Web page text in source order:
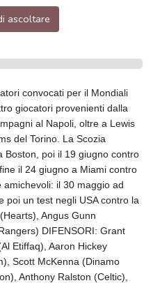
ascoltare
convocati per il Mondiali
giocatori provenienti dalla
al Napoli, oltre a Lewis
del Torino. La Scozia
Boston, poi il 19 giugno contro
il 24 giugno a Miami contro
il 30 maggio ad
poi un test negli USA contro la
Angus Gunn
DIFENSORI: Grant
Etiffaq), Aaron Hickey
Scott McKenna (Dinamo
Anthony Ralston (Celtic),